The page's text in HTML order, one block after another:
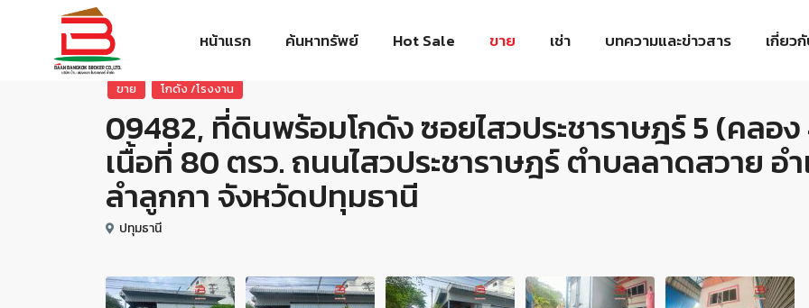
หน้าแรก ค้นหาทรัพย์ Hot Sale ขาย เช่า บทความและข่าวสาร เกี่ยว
ขาย โกดัง /โรงงาน
09482, ที่ดินพร้อมโกดัง ซอยไสวประชาราษฎร์ 5 (คลอ
เนื้อที่ 80 ตรว. ถนนไสวประชาราษฎร์ ตำบลลาดสวาย อ
ลำลูกกา จังหวัดปทุมธานี
ปทุมธานี